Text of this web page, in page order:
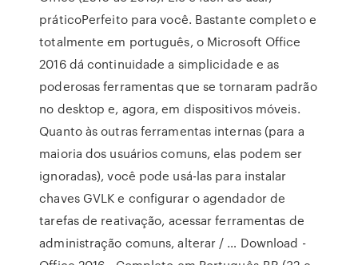
práticoPerfeito para você. Bastante completo e
totalmente em português, o Microsoft Office
2016 dá continuidade a simplicidade e as
poderosas ferramentas que se tornaram padrão
no desktop e, agora, em dispositivos móveis.
Quanto às outras ferramentas internas (para a
maioria dos usuários comuns, elas podem ser
ignoradas), você pode usá-las para instalar
chaves GVLK e configurar o agendador de
tarefas de reativação, acessar ferramentas de
administração comuns, alterar / … Download -